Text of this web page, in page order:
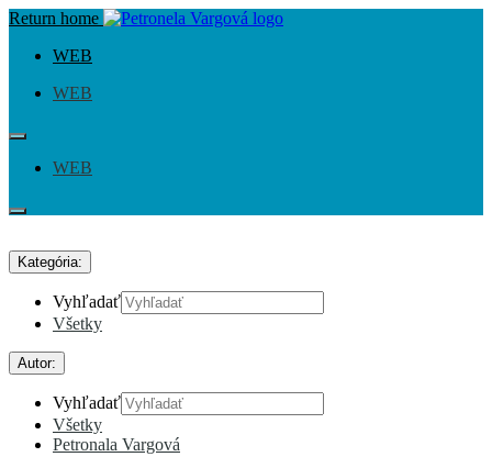
Return home
WEB
WEB
WEB
Kategória:
Vyhľadať
Všetky
Autor:
Vyhľadať
Všetky
Petronala Vargová